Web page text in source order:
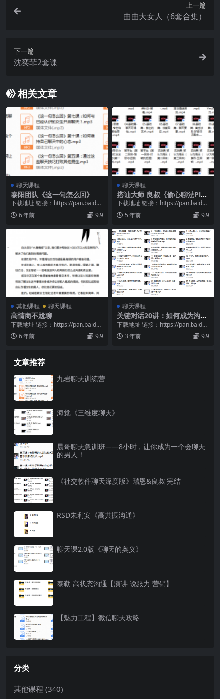
上一篇
曲曲大女人（6套合集）
下一篇
沈奕菲2套课
相关文章
聊天课程
泰阳团队《这一句怎么回》
下载地址 链接：https://pan.baidu.
com/s/160O_hGj...
6 年前 9.9
聊天课程
搭讪大师 良叔《偷心聊法Plu
s》
下载地址 链接：https://pan.baidu.
com/s/1ZwV0lub...
5 年前 9.9
其他课程 聊天课程
高情商不尬聊
下载地址 链接：https://pan.baidu.
com/s/1_1lne5X...
6 年前 9.9
聊天课程
关键对话20讲：如何成为沟通
高手
下载地址 链接：https://pan.baidu.
com/s/1HHLS4Xj...
3 年前 9.9
文章推荐
九岩聊天训练营
海觉《三维度聊天》
晨哥聊天急训班——8小时，让你成为一个会聊天
的男人！
《社交軟件聊天深度版》瑞恩&良叔 完结
RSD朱利安《高共振沟通》
聊天课2.0版《聊天的奥义》
泰勒 高状态沟通【演讲 说服力 营销】
【魅力工程】微信聊天攻略
分类
其他课程 (340)